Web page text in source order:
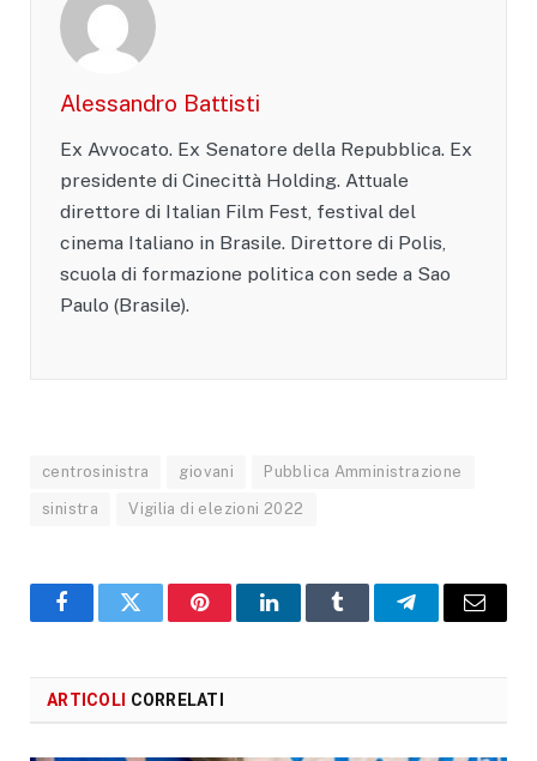
Alessandro Battisti
Ex Avvocato. Ex Senatore della Repubblica. Ex
presidente di Cinecittà Holding. Attuale
direttore di Italian Film Fest, festival del
cinema Italiano in Brasile. Direttore di Polis,
scuola di formazione politica con sede a Sao
Paulo (Brasile).
centrosinistra giovani Pubblica Amministrazione
sinistra Vigilia di elezioni 2022
Facebook
X PinterestLinkedInTumblr TelegramEmail
ARTICOLI CORRELATI